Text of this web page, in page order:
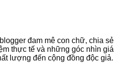
đam mê con chữ, chia sẻ
thực tế và những góc nhìn giá
lượng đến cộng đồng độc giả.